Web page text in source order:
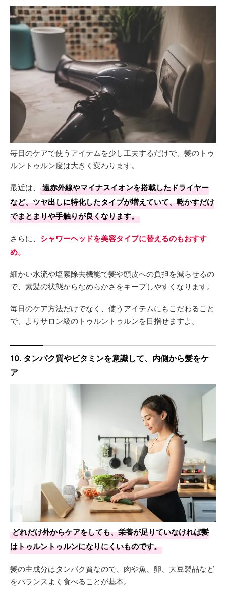
毎日のケアで使うアイテムを少し工夫するだけで、髪のトゥ
ルントゥルン度は大きく変わります。
最近は、
遠赤外線やマイナスイオンを搭載したドライヤー
など、ツヤ出しに特化したタイプが増えていて、乾かすだけ
でまとまりや手触りが良くなります。
さらに、 シャワーヘッドを美容タイプに替えるのもおすす
め。
細かい水流や塩素除去機能で髪や頭皮への負担を減らせるの
で、素髪の状態からなめらかさをキープしやすくなります。
毎日のケア方法だけでなく、使うアイテムにもこだわること
で、よりサロン級のトゥルントゥルンを目指せますよ。
10. タンパク質やビタミンを意識して、内側から髪をケ
ア
どれだけ外からケアをしても、栄養が足りていなければ髪
はトゥルントゥルンになりにくいものです。
髪の主成分はタンパク質なので、肉や魚、卵、大豆製品など
をバランスよく食べることが基本。